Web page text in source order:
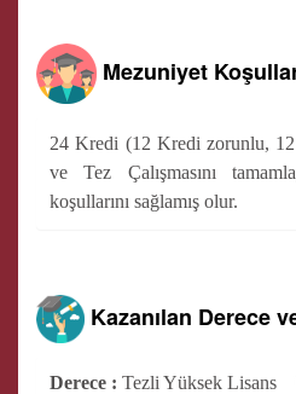
Mezuniyet
24 Kredi (12 Kredi zorunlu,
ve Tez Çalışmasını
koşullarını sağlamış olur.
Kazanılan Derece
Derece : Tezli Yüksek Lisans